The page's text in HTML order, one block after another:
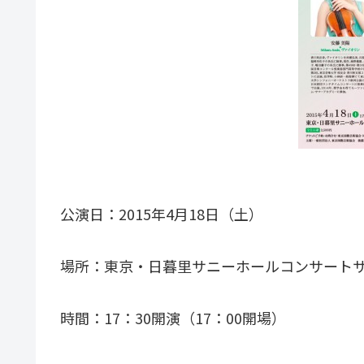
公演日：2015年4月18日（土）
場所：東京・日暮里サニーホールコンサート
時間：17：30開演（17：00開場）